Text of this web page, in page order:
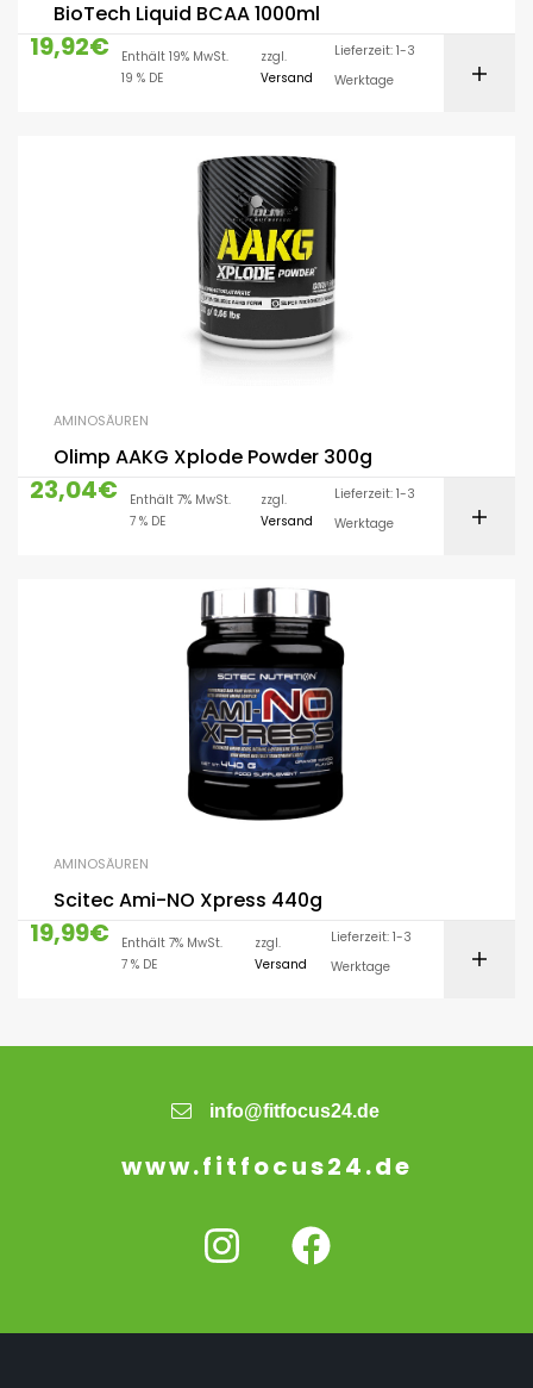
BioTech Liquid BCAA 1000ml
19,92€
Enthält 19% MwSt.
19 % DE
zzgl.
Versand
Lieferzeit: 1-3
Werktage
AMINOSÄUREN
Olimp AAKG Xplode Powder 300g
23,04€
Enthält 7% MwSt.
7 % DE
zzgl.
Versand
Lieferzeit: 1-3
Werktage
AMINOSÄUREN
Scitec Ami-NO Xpress 440g
19,99€
Enthält 7% MwSt.
7 % DE
zzgl.
Versand
Lieferzeit: 1-3
Werktage
info@fitfocus24.de
www.fitfocus24.de